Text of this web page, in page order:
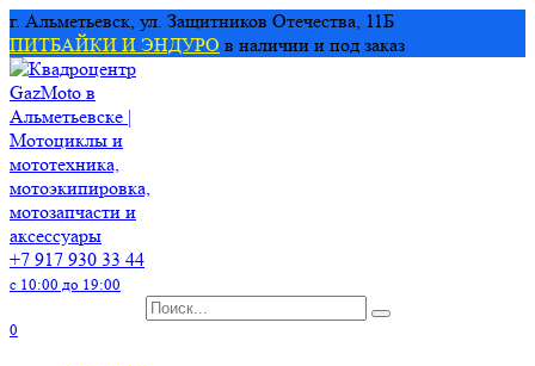
Перейти
к
содержанию
г. Альметьевск, ул. Защитников Отечества, 11Б
ПИТБАЙКИ И ЭНДУРО в наличии и под заказ
+7 917 930 33 44
с 10:00 до 19:00
Search
0